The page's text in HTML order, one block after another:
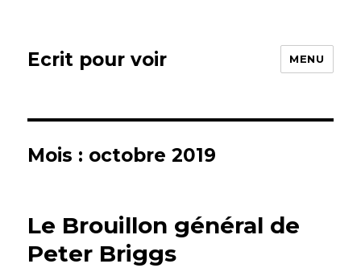
Ecrit pour voir MENU
Mois : octobre 2019
Le Brouillon général de
Peter Briggs